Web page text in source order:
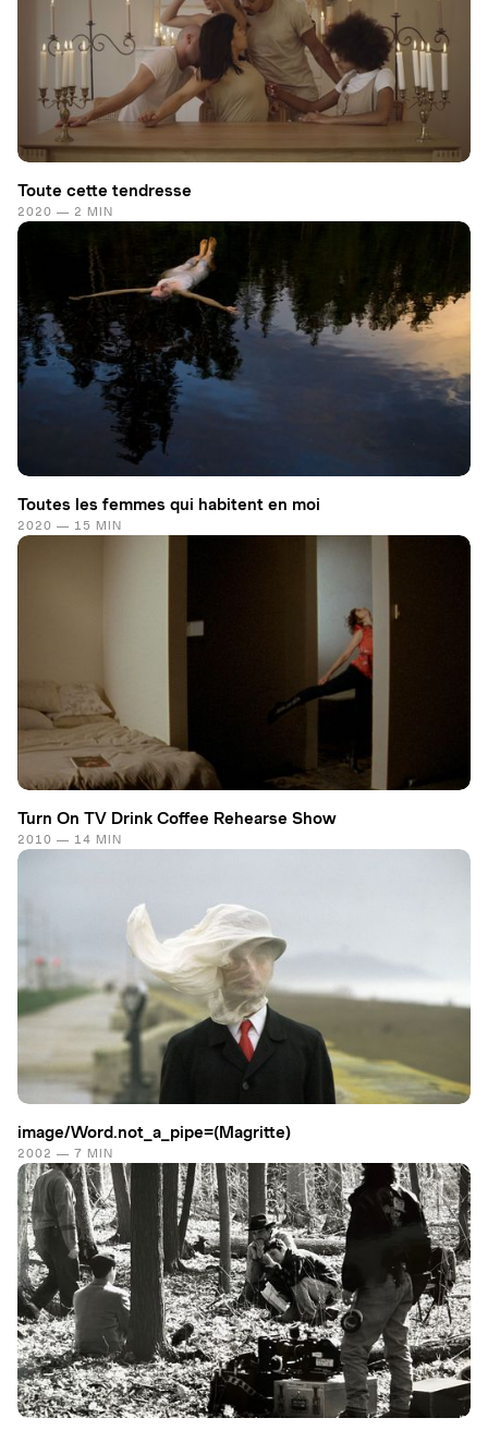
Toute cette tendresse
2020 — 2 MIN
Toutes les femmes qui habitent en moi
2020 — 15 MIN
Turn On TV Drink Coffee Rehearse Show
2010 — 14 MIN
image/Word.​not_a_pipe=(Magritte)
2002 — 7 MIN